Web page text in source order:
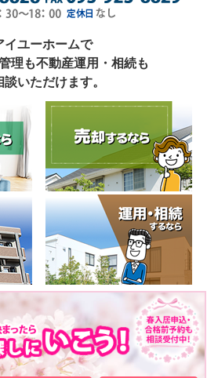
イユーホームで
理も不動産運用・相続も
談いただけます。